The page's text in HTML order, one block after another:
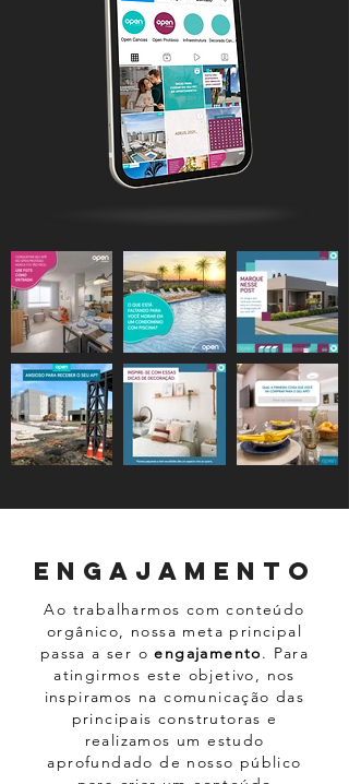
engajamento
Ao trabalharmos com conteúdo
orgânico, nossa meta principal
passa a ser oengajamento. Para
atingirmos este objetivo, nos
inspiramos na comunicação das
principais construtoras e
realizamos um estudo
aprofundado de nosso público